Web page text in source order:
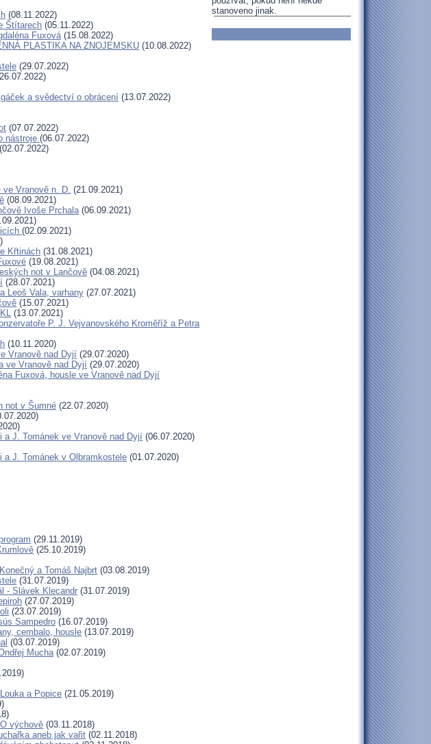
(08.11.2022)
Štítarech (05.11.2022)
Fuxová(15.08.2022)
PLASTIKA NA ZNOJEMSKU (10.08.2022)
(29.07.2022)
a svědectví o obrácení (13.07.2022)
(07.07.2022)
nástroje (06.07.2022)
(02.07.2022)
ve Vranově n. D. (21.09.2021)
(08.09.2021)
Ivoše Prchala(06.09.2021)
(02.09.2021)
Křtinách (31.08.2021)
(19.08.2021)
not v Lančově (04.08.2021)
(28.07.2021)
Leoš Vala, varhany (27.07.2021)
(15.07.2021)
(13.07.2021)
P. J. Vejvanovského Kroměříž a Petra
(10.11.2020)
Vranově nad Dyjí (29.07.2020)
ve Vranově nad Dyjí (29.07.2020)
Fuxová, housle ve Vranově nad Dyjí
not v Šumné (22.07.2020)
J. Tománek ve Vranově nad Dyjí (06.07.2020)
J. Tománek v Olbramkostele (01.07.2020)
(29.11.2019)
(25.10.2019)
a Tomáš Najbrt (03.08.2019)
(31.07.2019)
- Slávek Klecandr (31.07.2019)
(27.07.2019)
(23.07.2019)
Sampedro (16.07.2019)
cembalo, housle (13.07.2019)
(03.07.2019)
Mucha(02.07.2019)
a Popice (21.05.2019)
výchově (03.11.2018)
aneb jak vařit (02.11.2018)
stanoveno jinak.